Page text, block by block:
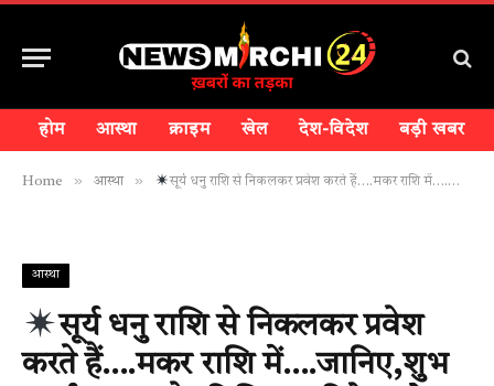
होम आस्था क्राइम खेल देश-विदेश बड़ी खबर
Home » आस्था » सूर्य धनु राशि से निकलकर प्रवेश करते हैं….मकर राशि में….जानिए,शुभ मुहूर्त, पूजा और विधि….शनिदेव को आज यह करें अर्पित….पढ़ें न्यूज़ मिर्ची-24
आस्था
सूर्य धनु राशि से निकलकर प्रवेश
करते हैं….मकर राशि में….जानिए,शुभ